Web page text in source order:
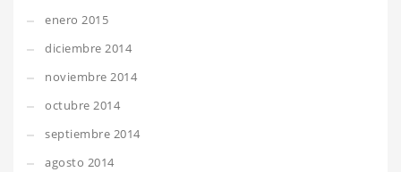
enero 2015
diciembre 2014
noviembre 2014
octubre 2014
septiembre 2014
agosto 2014